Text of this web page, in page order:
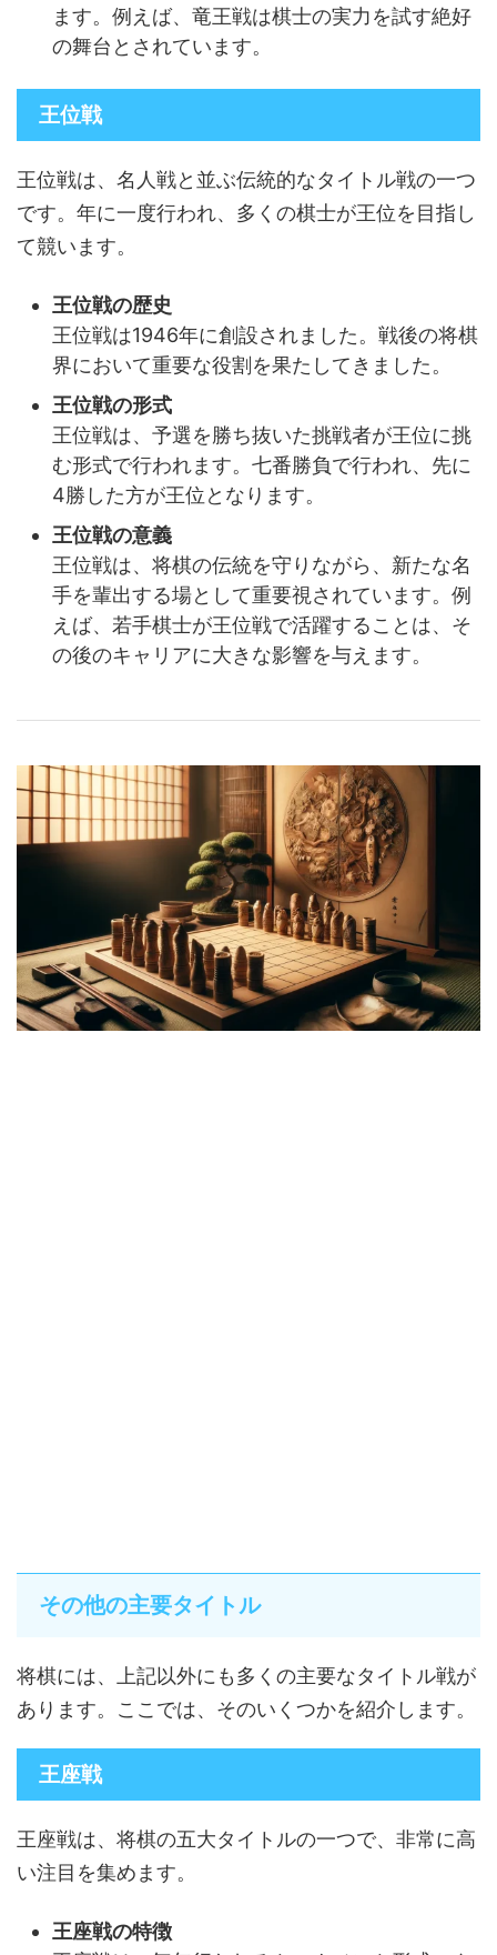
ます。例えば、竜王戦は棋士の実力を試す絶好
の舞台とされています。
王位戦
王位戦は、名人戦と並ぶ伝統的なタイトル戦の一つ
です。年に一度行われ、多くの棋士が王位を目指し
て競います。
王位戦の歴史
王位戦は1946年に創設されました。戦後の将棋
界において重要な役割を果たしてきました。
王位戦の形式
王位戦は、予選を勝ち抜いた挑戦者が王位に挑
む形式で行われます。七番勝負で行われ、先に
4勝した方が王位となります。
王位戦の意義
王位戦は、将棋の伝統を守りながら、新たな名
手を輩出する場として重要視されています。例
えば、若手棋士が王位戦で活躍することは、そ
の後のキャリアに大きな影響を与えます。
その他の主要タイトル
将棋には、上記以外にも多くの主要なタイトル戦が
あります。ここでは、そのいくつかを紹介します。
王座戦
王座戦は、将棋の五大タイトルの一つで、非常に高
い注目を集めます。
王座戦の特徴